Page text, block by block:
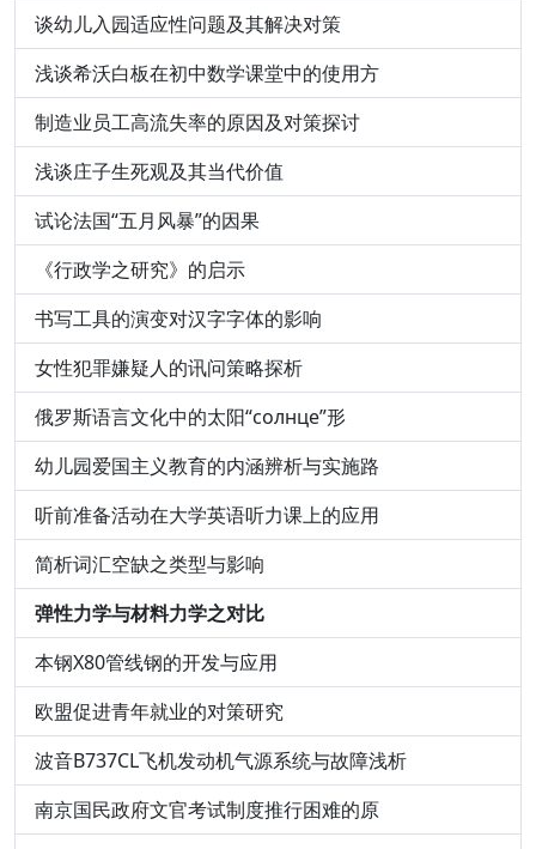
谈幼儿入园适应性问题及其解决对策
浅谈希沃白板在初中数学课堂中的使用方
制造业员工高流失率的原因及对策探讨
浅谈庄子生死观及其当代价值
试论法国“五月风暴”的因果
《行政学之研究》的启示
书写工具的演变对汉字字体的影响
女性犯罪嫌疑人的讯问策略探析
俄罗斯语言文化中的太阳“солнце”形
幼儿园爱国主义教育的内涵辨析与实施路
听前准备活动在大学英语听力课上的应用
简析词汇空缺之类型与影响
弹性力学与材料力学之对比
本钢X80管线钢的开发与应用
欧盟促进青年就业的对策研究
波音B737CL飞机发动机气源系统与故障浅析
南京国民政府文官考试制度推行困难的原